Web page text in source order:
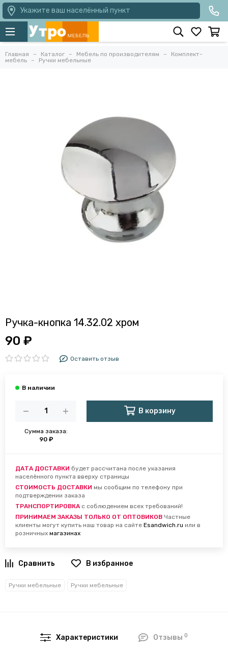
Укажите ваш населённый пункт
Главная Каталог Мебель по производителям
Комплект-
мебель
Ручки мебельные
Ручка-кнопка 14.32.02 хром
90 ₽
Оставить отзыв
Сумма заказа:
90 ₽
В корзину
ДАТА ДОСТАВКИ будет рассчитана после указания
населённого пункта вверху страницы
СТОИМОСТЬ ДОСТАВКИ мы сообщим по телефону при
подтверждении заказа
ТРАНСПОРТИРОВКА с соблюдением всех требований!
ПРИНИМАЕМ ЗАКАЗЫ ТОЛЬКО ОТ ОПТОВИКОВ Частные
клиенты могут купить наш товар на сайте Esandwich.ru или в
розничных магазинах
В избранное
Ручки мебельные Ручки мебельные
Характеристики Отзывы 0